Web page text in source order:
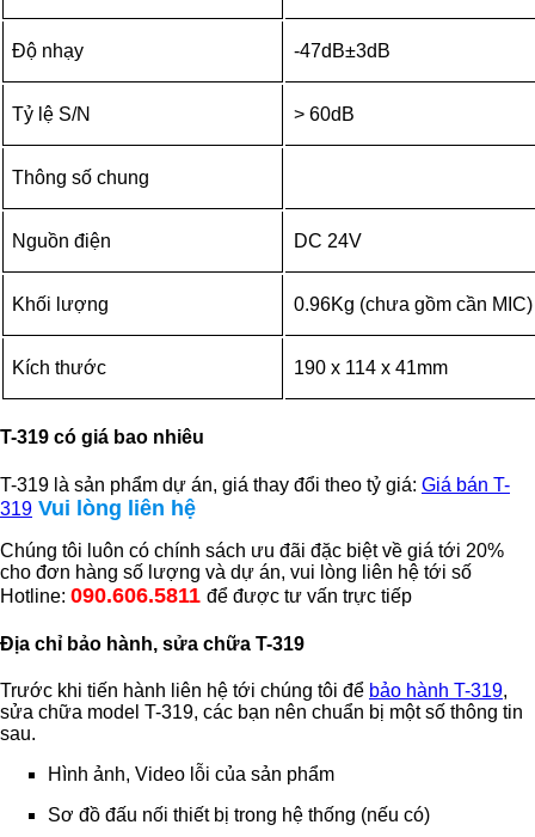
Độ nhạy -47dB±3dB
Tỷ lệ S/N > 60dB
Thông số chung
Nguồn điện DC 24V
Khối lượng 0.96Kg (chưa gồm cần MIC)
Kích thước 190 x 114 x 41mm
T-319 có giá bao nhiêu
T-319 là sản phẩm dự án, giá thay đổi theo tỷ giá: Giá bán T-
319 Vui lòng liên hệ
Chúng tôi luôn có chính sách ưu đãi đặc biệt về giá tới 20%
cho đơn hàng số lượng và dự án, vui lòng liên hệ tới số
Hotline: 090.606.5811 để được tư vấn trực tiếp
Địa chỉ bảo hành, sửa chữa T-319
Trước khi tiến hành liên hệ tới chúng tôi để bảo hành T-319,
sửa chữa model T-319, các bạn nên chuẩn bị một số thông tin
sau.
Hình ảnh, Video lỗi của sản phẩm
Sơ đồ đấu nối thiết bị trong hệ thống (nếu có)